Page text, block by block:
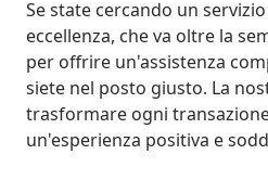
Se state cercando un
eccellenza, che va oltre la
per offrire un'assistenza
siete nel posto giusto. La
trasformare ogni
un'esperienza positiva e